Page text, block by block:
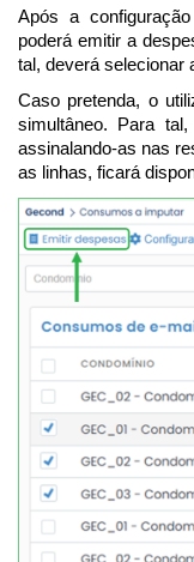
Após a
poderá emitir a
tal, deverá selecionar
Caso pretenda, o
simultâneo. Para
assinalando-as nas
as linhas, ficará